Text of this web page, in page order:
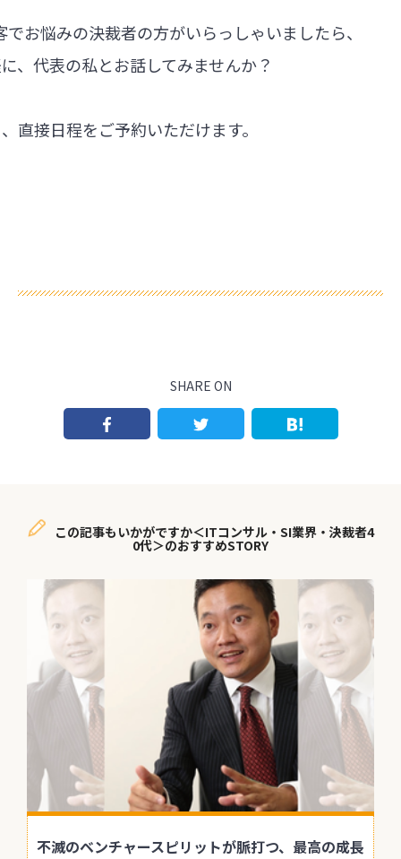
お悩みの決裁者の方がいらっしゃいましたら、
、代表の私とお話してみませんか？
直接日程をご予約いただけます。
SHARE ON
この記事もいかがですか＜ITコンサル・SI業界・決裁者4
0代＞のおすすめSTORY
不滅のベンチャースピリットが脈打つ、最高の成長